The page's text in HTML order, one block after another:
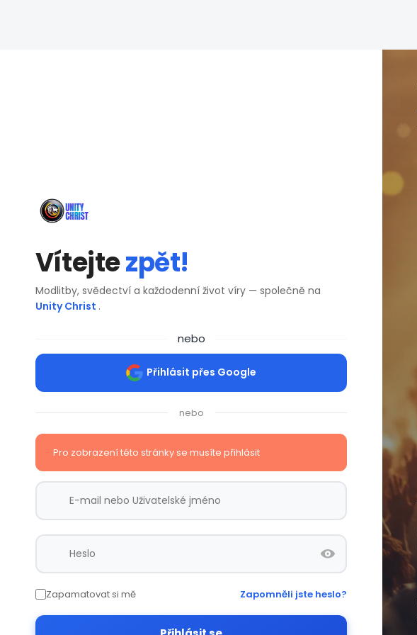
Vítejtezpět!
Modlitby, svědectví a každodenní život víry — společně na
Unity Christ .
nebo
Přihlásit přes Google
nebo
Pro zobrazení této stránky se musíte přihlásit
Zapamatovat si mě Zapomněli jste heslo?